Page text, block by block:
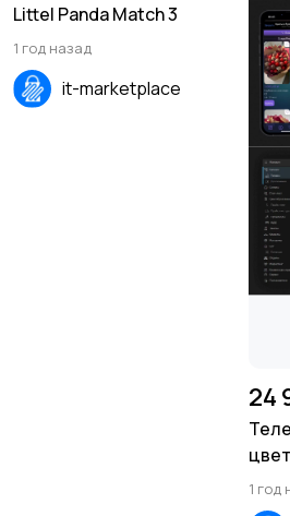
Littel Panda Match 3
1 год назад
it-marketplace
24
1 год